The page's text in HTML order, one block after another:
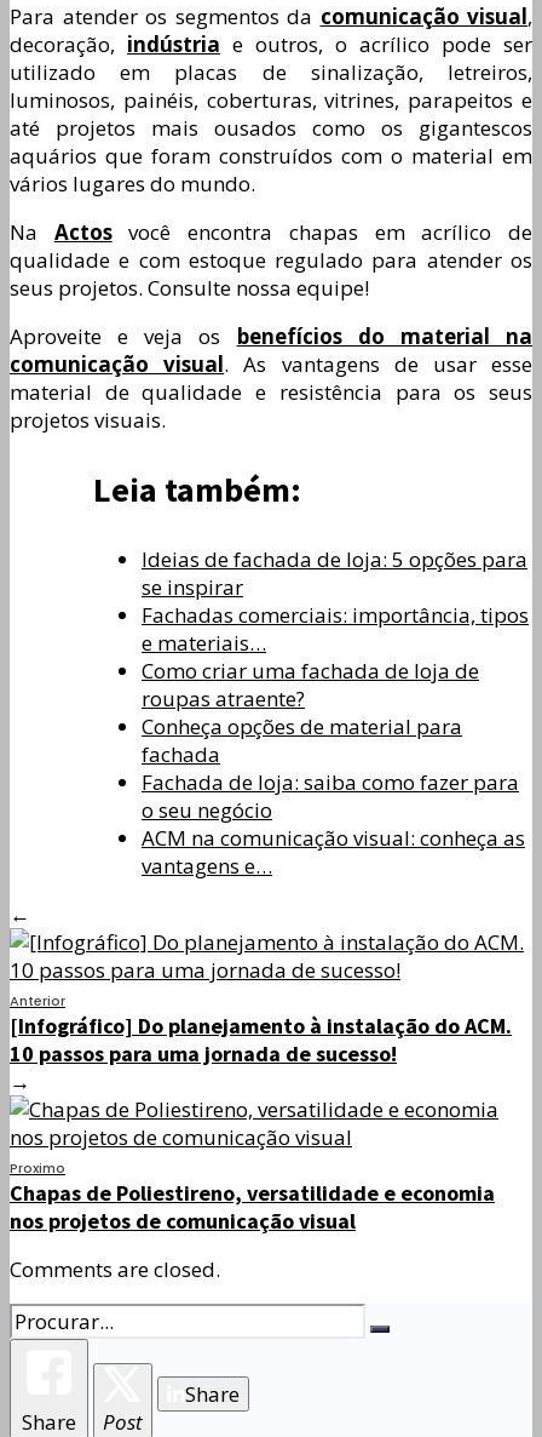
Para atender os segmentos da comunicação visual,
decoração, indústria e outros, o acrílico pode ser
utilizado em placas de sinalização, letreiros,
luminosos, painéis, coberturas, vitrines, parapeitos e
até projetos mais ousados como os gigantescos
aquários que foram construídos com o material em
vários lugares do mundo.
Na Actosvocê encontra chapas em acrílico de
qualidade e com estoque regulado para atender os
seus projetos. Consulte nossa equipe!
Aproveite e veja os benefícios do material na
comunicação visual. As vantagens de usar esse
material de qualidade e resistência para os seus
projetos visuais.
Leia também:
Ideias de fachada de loja: 5 opções para
se inspirar
Fachadas comerciais: importância, tipos
e materiais…
Como criar uma fachada de loja de
roupas atraente?
Conheça opções de material para
fachada
Fachada de loja: saiba como fazer para
o seu negócio
ACM na comunicação visual: conheça as
vantagens e…
←
Anterior
[Infográfico] Do planejamento à instalação do ACM.
10 passos para uma jornada de sucesso!
→
Proximo
Chapas de Poliestireno, versatilidade e economia
nos projetos de comunicação visual
Comments are closed.
Share Post
Share